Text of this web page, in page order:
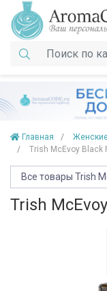
Главная
Trish McEvoy Black
Все товары Trish
Trish